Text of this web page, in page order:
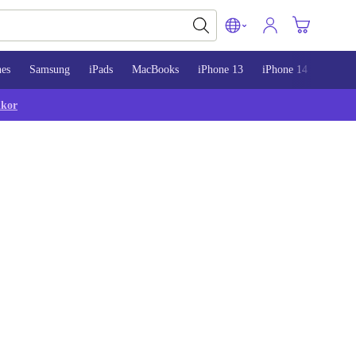
Samsung iPads MacBooks iPhone 13 iPhone 14